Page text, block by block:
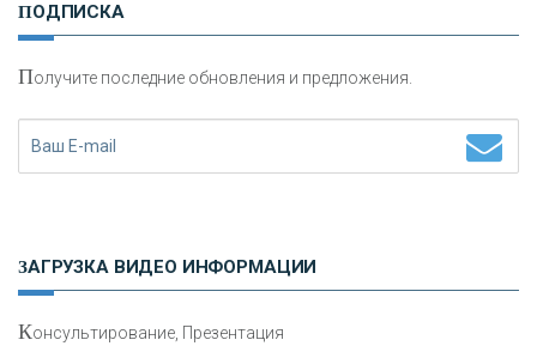
сохранения и увеличения капитала
ПОДПИСКА
Получите последние обновления и предложения.
ЗАГРУЗКА ВИДЕО ИНФОРМАЦИИ
Консультирование, Презентация